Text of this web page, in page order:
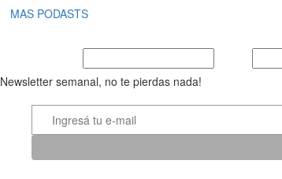
MAS PODASTS
Newsletter semanal, no te pierdas nada!